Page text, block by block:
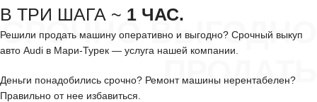
СРОЧНО ВЫГОДНО
ПРОДАТЬ
В ТРИ ШАГА ~ 1 ЧАС.
Решили продать машину оперативно и выгодно? Срочный выкуп
авто Audi в Мари-Турек — услуга нашей компании.
Деньги понадобились срочно? Ремонт машины нерентабелен?
Правильно от нее избавиться.